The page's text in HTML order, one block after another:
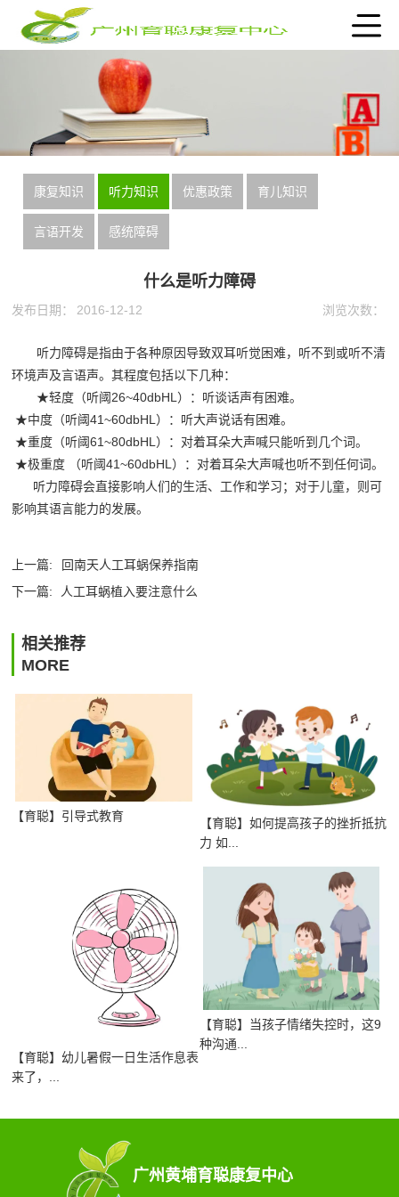
康复知识 听力知识 优惠政策 育儿知识
言语开发 感统障碍
什么是听力障碍
发布日期： 2016-12-12 浏览次数：
听力障碍是指由于各种原因导致双耳听觉困难，听不到或听不清
环境声及言语声。其程度包括以下几种：
★轻度（听阈26~40dbHL）：听谈话声有困难。
★中度（听阈41~60dbHL）：听大声说话有困难。
★重度（听阈61~80dbHL）：对着耳朵大声喊只能听到几个词。
★极重度 （听阈41~60dbHL）：对着耳朵大声喊也听不到任何词。
听力障碍会直接影响人们的生活、工作和学习；对于儿童，则可
影响其语言能力的发展。
上一篇:
回南天人工耳蜗保养指南
下一篇:
人工耳蜗植入要注意什么
相关推荐
MORE
【育聪】引导式教育
【育聪】如何提高孩子的挫折抵抗
力 如...
【育聪】幼儿暑假一日生活作息表
来了，...
【育聪】当孩子情绪失控时，这9
种沟通...
广州黄埔育聪康复中心